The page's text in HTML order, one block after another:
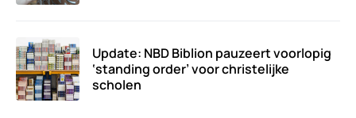
Update: NBD Biblion pauzeert voorlopig
‘standing order’ voor christelijke
scholen